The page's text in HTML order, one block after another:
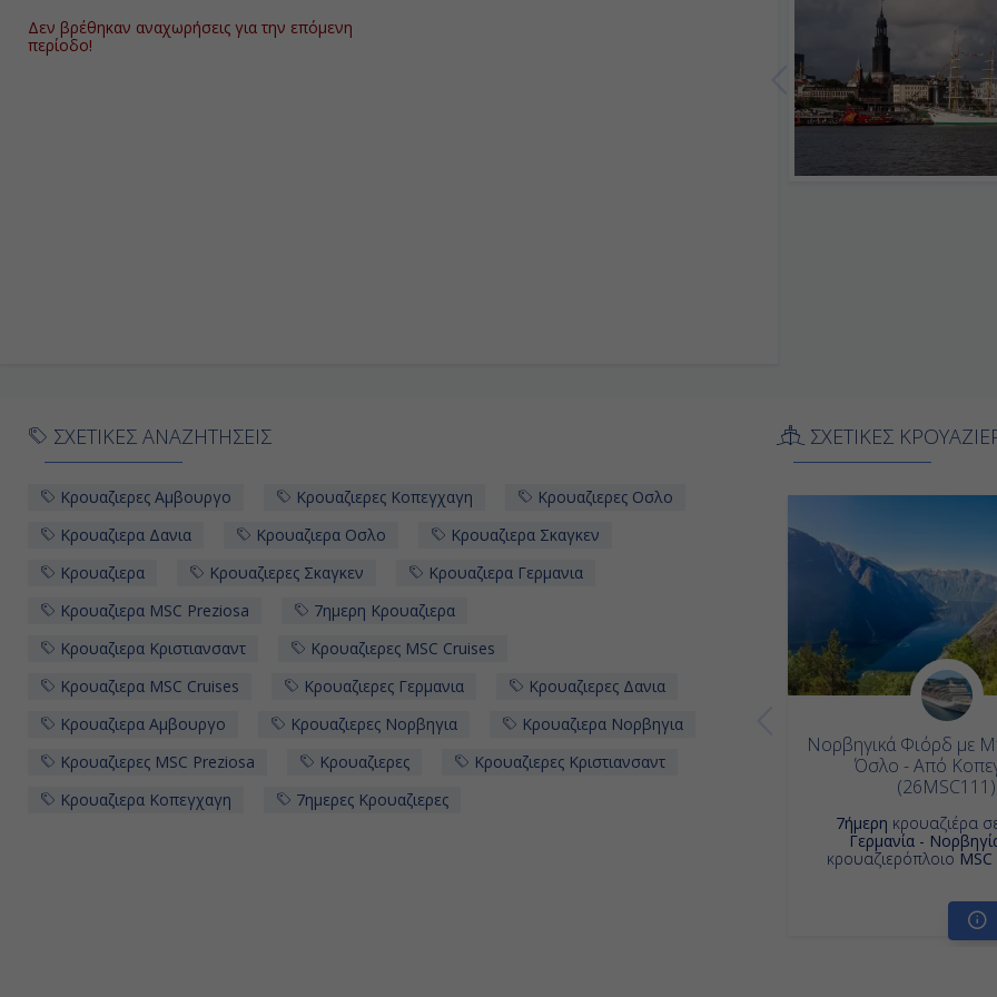
Δεν βρέθηκαν αναχωρήσεις για την επόμενη
περίοδο!
ΣΧΕΤΙΚΕΣ ΑΝΑΖΗΤΗΣΕΙΣ
Κρουαζιερες Αμβουργο Κρουαζιερες Κοπεγχαγη
Κρουαζιερες Οσλο
Κρουαζιερα Δανια
Κρουαζιερα Οσλο
Κρουαζιερα Σκαγκεν
Κρουαζιερα
Κρουαζιερες Σκαγκεν
Κρουαζιερα Γερμανια
Κρουαζιερα MSC Preziosa
7ημερη Κρουαζιερα
Κρουαζιερα Κριστιανσαντ
Κρουαζιερες MSC Cruises
Κρουαζιερα MSC Cruises
Κρουαζιερες Γερμανια
Κρουαζιερες Δανια
Κρουαζιερα Αμβουργο
Κρουαζιερες Νορβηγια
Κρουαζιερα Νορβηγια
Κρουαζιερες MSC Preziosa
Κρουαζιερες
Κρουαζιερες Κριστιανσαντ
Κρουαζιερα Κοπεγχαγη
7ημερες Κρουαζιερες
ΣΧΕΤΙΚΕΣ
Νορβηγικά Φιόρδ με
Όσλο - Από
(26MSC111)
7ήμερη κρουαζιέρα
Γερμανία -
κρουαζιερόπλοιο